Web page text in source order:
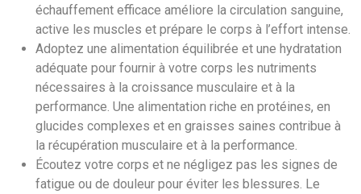
échauffement efficace améliore la circulation sanguine,
active les muscles et prépare le corps à l’effort intense.
Adoptez une alimentation équilibrée et une hydratation
adéquate pour fournir à votre corps les nutriments
nécessaires à la croissance musculaire et à la
performance. Une alimentation riche en protéines, en
glucides complexes et en graisses saines contribue à
la récupération musculaire et à la performance.
Écoutez votre corps et ne négligez pas les signes de
fatigue ou de douleur pour éviter les blessures. Le